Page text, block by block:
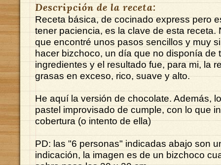
Descripción de la receta:
Receta básica, de cocinado express pero
tener paciencia, es la clave de esta receta.
que encontré unos pasos sencillos y muy
hacer bizchoco, un día que no disponía de
ingredientes y el resultado fue, para mi, la
grasas en exceso, rico, suave y alto.
He aquí la versión de chocolate. Además,
pastel improvisado de cumple, con lo que
cobertura (o intento de ella)
PD: las "6 personas" indicadas abajo son
indicación, la imagen es de un bizchoco